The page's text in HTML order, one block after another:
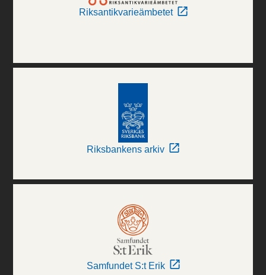
Riksantikvarieämbetet
Riksbankens arkiv
Samfundet S:t Erik